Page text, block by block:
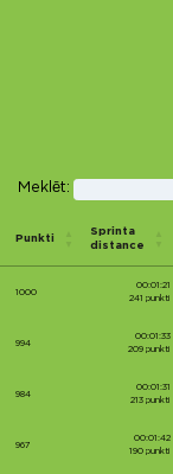
Meklēt:
Punkti
Sprinta
distance
1000
00:01:21
241 punkti
994
00:01:33
209 punkti
984
00:01:31
213 punkti
967
00:01:42
190 punkti